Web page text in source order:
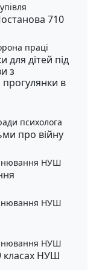
710
праці
для дітей під
з
в
психолога
про війну
НУШ
НУШ
НУШ
класах НУШ